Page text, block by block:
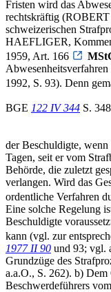
Fristen wird das
rechtskräftig
schweizerischen
HAEFLIGER,
1959, Art. 166
1992, S. 93). Denn
BGE 122 IV 344 S. 348
der Beschuldigte,
Tagen, seit er vom
Behörde, die zuletzt
verlangen. Wird das
ordentliche Verfahren
Eine solche Regelung
Beschuldigte
kann (vgl. zur
1977 II 90 und 93;
Grundzüge des
a.a.O., S. 262). b) Dem
Beschwerdeführers